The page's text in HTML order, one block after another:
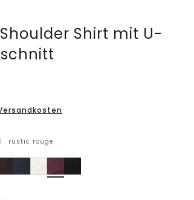
Shirt mit U-
| rustic rouge